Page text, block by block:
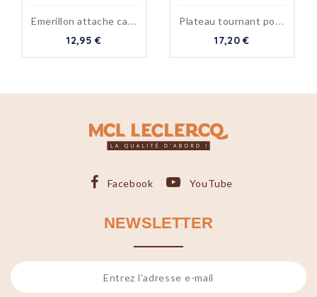
E
merillon attache canard en...
12,95 €
P
lateau tournant pour...
17,20 €
Facebook YouTube
NEWSLETTER